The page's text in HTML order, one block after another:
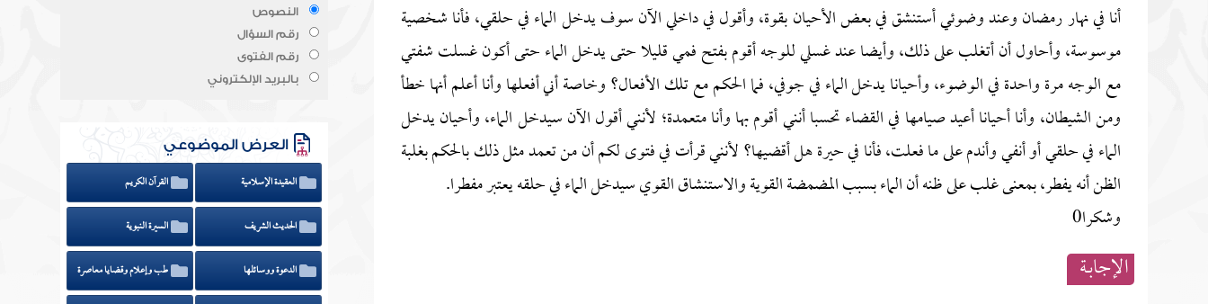
أنا في نهار رمضان وعند وضوئي أستنشق في بعض الأحيان بقوة، وأقول في داخلي الآن سوف يدخل الماء في حلقي، فأنا شخصية
موسوسة، وأحاول أن أتغلب على ذلك، وأيضا عند غسلي للوجه أقوم بفتح فمي قليلا حتى يدخل الماء حتى أكون غسلت شفتي
مع الوجه مرة واحدة في الوضوء، وأحيانا يدخل الماء في جوفي، فما الحكم مع تلك الأفعال؟ وخاصة أني أفعلها وأنا أعلم أنها خطأ
ومن الشيطان، وأنا أحيانا أعيد صيامها في القضاء تحسبا أنني أقوم بها وأنا متعمدة؛ لأنني أقول الآن سيدخل الماء، وأحيان يدخل
الماء في حلقي أو أنفي وأندم على ما فعلت، فأنا في حيرة هل أقضيها؟ لأنني قرأت في فتوى لكم أن من تعمد مثل ذلك بالحكم بغلبة
الظن أنه يفطر، بمعنى غلب على ظنه أن الماء بسبب المضمضة القوية والاستنشاق القوي سيدخل الماء في حلقه يعتبر مفطرا.
وشكرا0
الإجابــة
النصوص
رقم السؤال
رقم الفتوى
بالبريد الإلكتروني
العرض الموضوعي
العقيدة الإسلامية القرآن الكريم
الحديث الشريف السيرة النبوية
الدعوة ووسائلها طب وإعلام وقضايا معاصرة